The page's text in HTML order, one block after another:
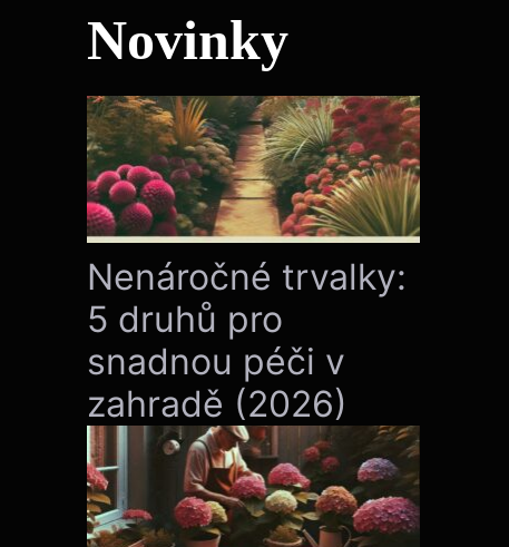
Novinky
Nenáročné trvalky:
5 druhů pro
snadnou péči v
zahradě (2026)